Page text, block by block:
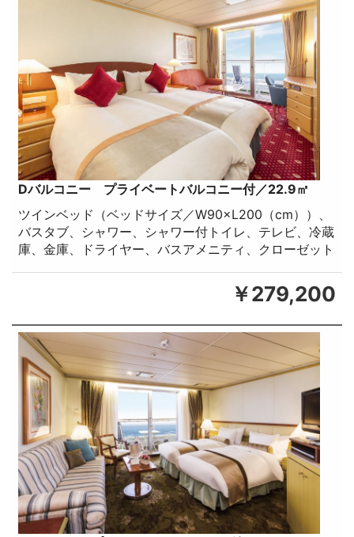
Dバルコニー プライベートバルコニー付／22.9㎡
ツインベッド（ベッドサイズ／W90×L200（cm））、
バスタブ、シャワー、シャワー付トイレ、テレビ、冷蔵
庫、金庫、ドライヤー、バスアメニティ、クローゼット
￥279,200